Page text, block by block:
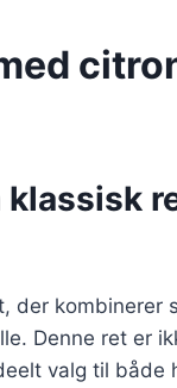
klassisk
der kombinerer
Denne ret er
valg til både